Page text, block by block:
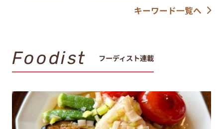
キーワード一覧へ
Foodist フーディスト連載